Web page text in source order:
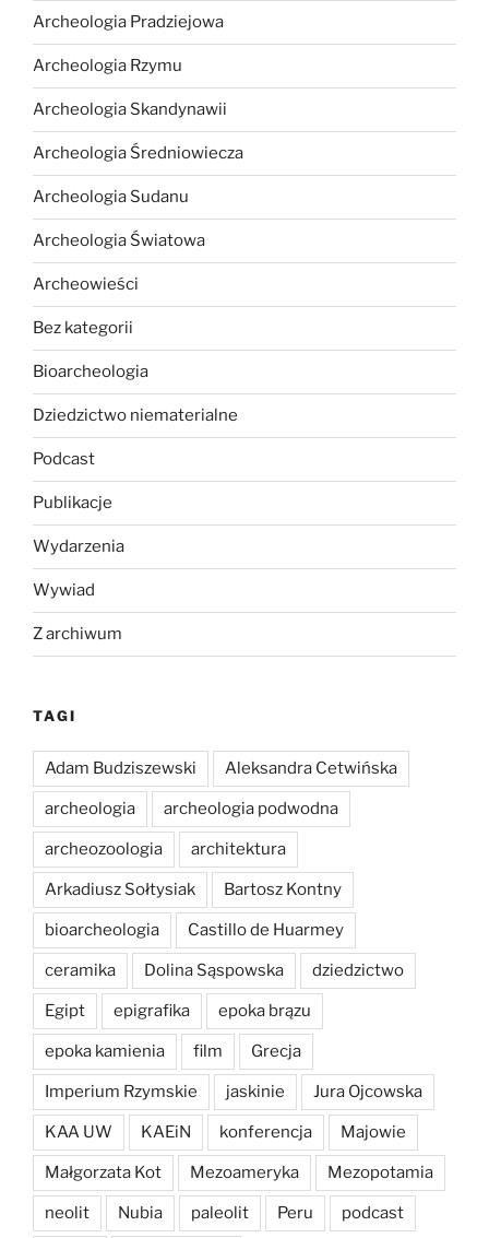
Archeologia Pradziejowa
Archeologia Rzymu
Archeologia Skandynawii
Archeologia Średniowiecza
Archeologia Sudanu
Archeologia Światowa
Archeowieści
Bez kategorii
Bioarcheologia
Dziedzictwo niematerialne
Podcast
Publikacje
Wydarzenia
Wywiad
Z archiwum
TAGI
Adam Budziszewski Aleksandra Cetwińska
archeologia archeologia podwodna
archeozoologia architektura
Arkadiusz Sołtysiak Bartosz Kontny
bioarcheologia Castillo de Huarmey
ceramika Dolina Sąspowska dziedzictwo
Egipt epigrafika epoka brązu
epoka kamienia film Grecja
Imperium Rzymskie jaskinie Jura Ojcowska
KAA UW KAEiN konferencja Majowie
Małgorzata Kot Mezoameryka Mezopotamia
neolit Nubia paleolit Peru podcast